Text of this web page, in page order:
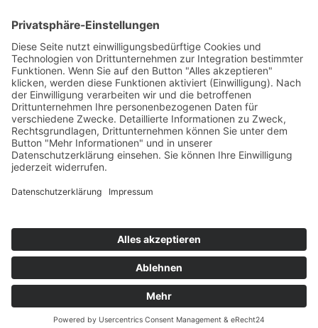
T+49 (0) 4442 9240-0
Minfo@henke-
kunststoffe.de
© 2026 Franz Henke GmbH & Co. KG
Impressum
Datenschutz
Hinweisgeberschutzgesetz